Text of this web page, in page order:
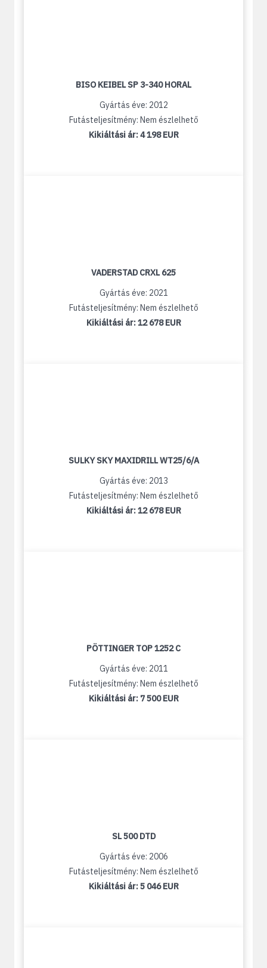
BISO KEIBEL SP 3-340 HORAL
Gyártás éve: 2012
Futásteljesítmény: Nem észlelhető
Kikiáltási ár:4 198 EUR
VADERSTAD CRXL 625
Gyártás éve: 2021
Futásteljesítmény: Nem észlelhető
Kikiáltási ár:12 678 EUR
SULKY SKY MAXIDRILL WT25/6/A
Gyártás éve: 2013
Futásteljesítmény: Nem észlelhető
Kikiáltási ár:12 678 EUR
PÖTTINGER TOP 1252 C
Gyártás éve: 2011
Futásteljesítmény: Nem észlelhető
Kikiáltási ár: 7 500 EUR
SL 500 DTD
Gyártás éve: 2006
Futásteljesítmény: Nem észlelhető
Kikiáltási ár:5 046 EUR